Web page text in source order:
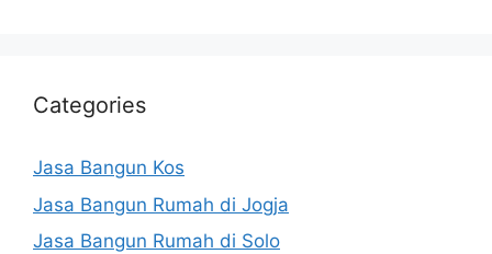
Categories
Jasa Bangun Kos
Jasa Bangun Rumah di Jogja
Jasa Bangun Rumah di Solo